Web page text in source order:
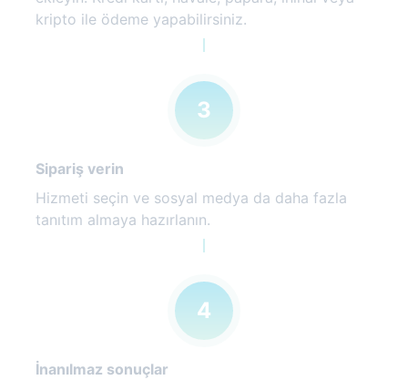
kripto ile ödeme yapabilirsiniz.
3
Sipariş verin
Hizmeti seçin ve sosyal medya da daha fazla
tanıtım almaya hazırlanın.
4
İnanılmaz sonuçlar